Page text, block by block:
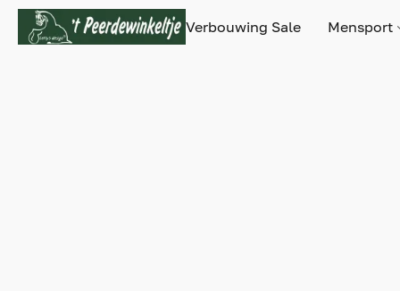
Verbouwing Sale Mensport